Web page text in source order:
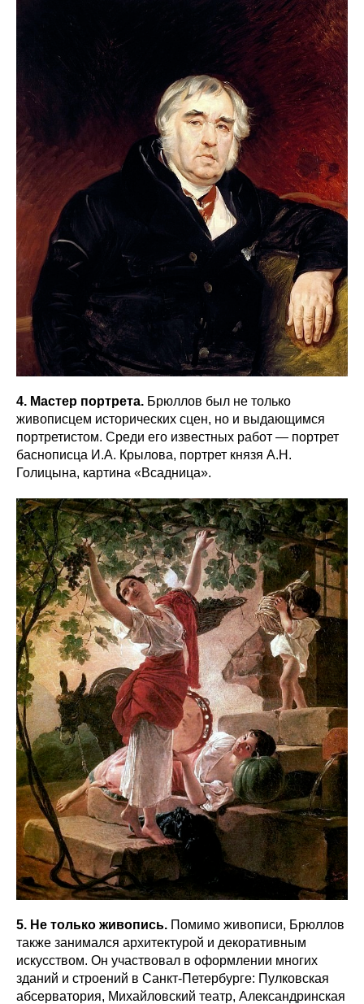
4. Мастер портрета. Брюллов был не только
живописцем исторических сцен, но и выдающимся
портретистом. Среди его известных работ — портрет
баснописца И.А. Крылова, портрет князя А.Н.
Голицына, картина «Всадница».
5. Не только живопись. Помимо живописи, Брюллов
также занимался архитектурой и декоративным
искусством. Он участвовал в оформлении многих
зданий и строений в Санкт-Петербурге: Пулковская
абсерватория, Михайловский театр, Александринская